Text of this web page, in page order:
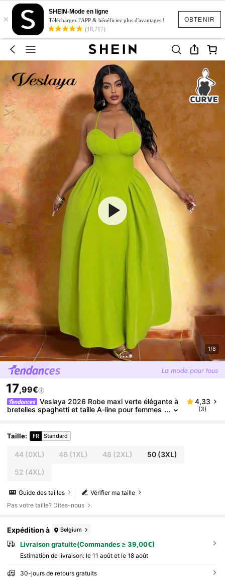
OBTENIR
×
SHEIN-Mode en ligne
Téléchargez l'APP & bénéficiez plus d'avantages !
(18,717)
1/8
17,99€
Veslaya 2026 Robe maxi verte élégante à
bretelles spaghetti et taille A-line pour femmes
se de diplômes, école, étudiant, décontracté, vacan
ces, croisière, plage, bronzage, streetwear, invité d
e mariage, trajet, brunch, aéroport, fête, événemen
t, gala élégant, bal, loisirs
4,33
(3)
Taille: FR Standard
44(0XL) 46 (1XL) 48 (2XL) 50(3XL)
52 (4XL)
Vérifier ma taille
Guide des tailles
Pas votre taille? Dites-nous
Expédition à Belgium
Livraison gratuite(Commandes ≥ 39,00€)
Estimation de livraison: le 11 août et le 18 août
30-jours de retours gratuits